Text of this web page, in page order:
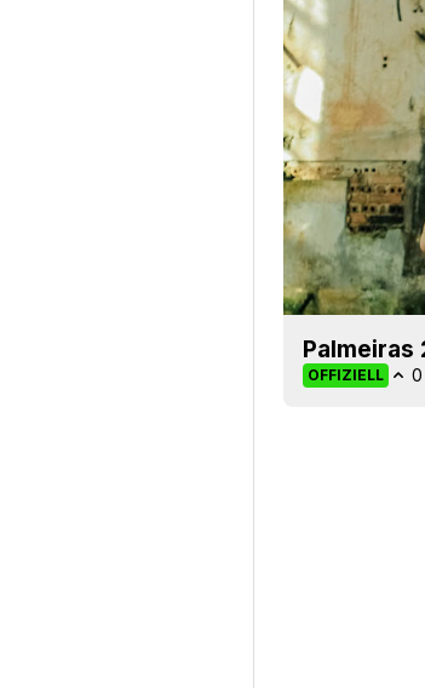
OFFIZIELL 0